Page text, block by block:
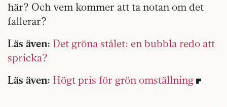
här? Och vem kommer att ta notan om det
fallerar?
Läs även: Det gröna stålet: en bubbla redo att
spricka?
Läs även: Högt pris för grön omställning